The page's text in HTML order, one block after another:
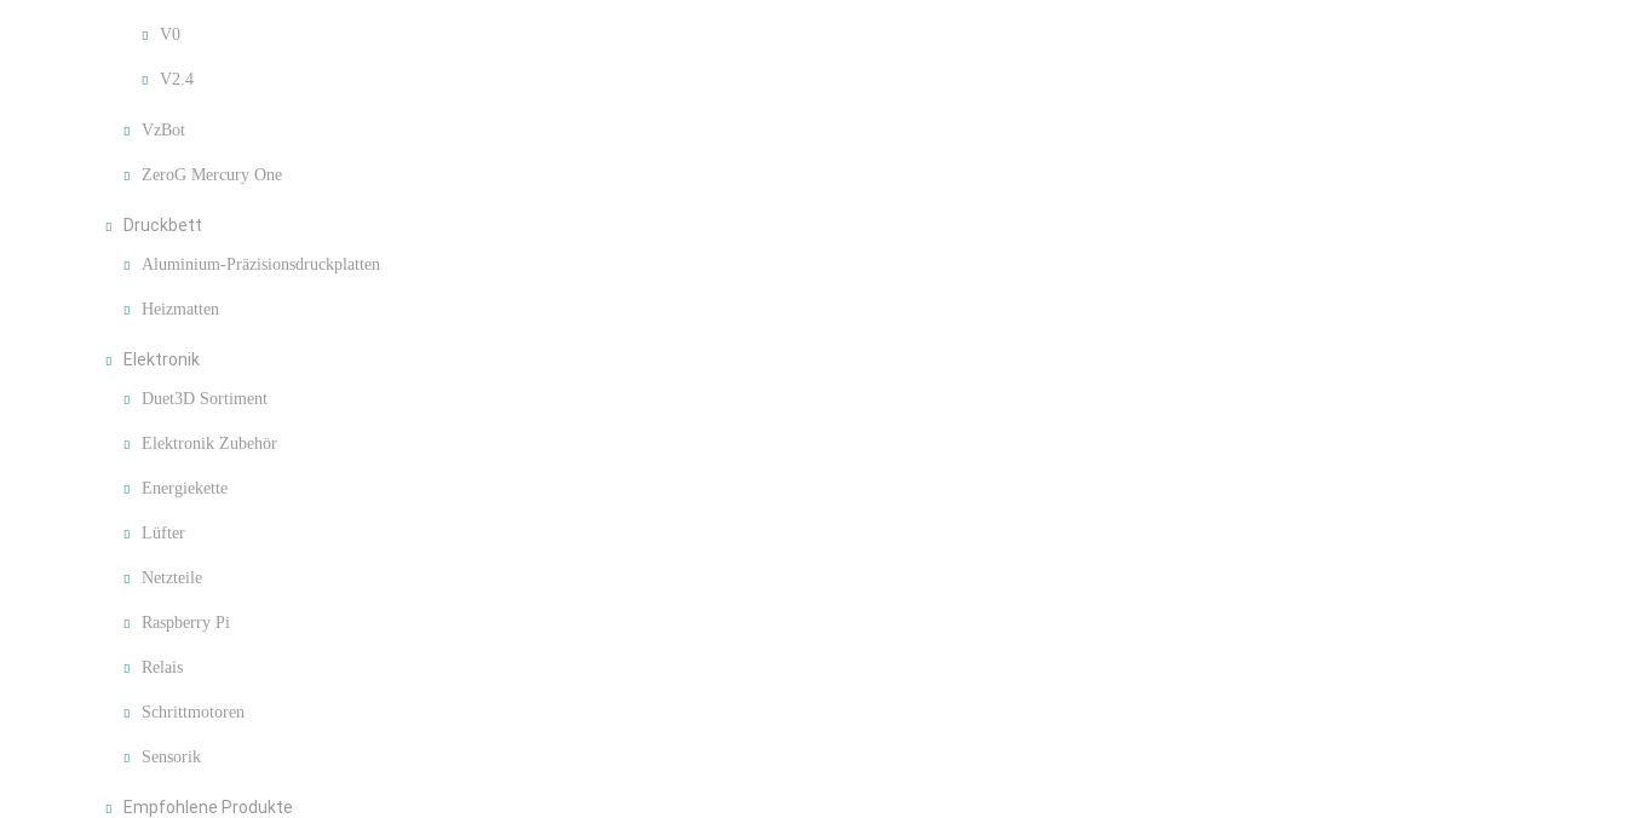
V0
V2.4
VzBot
ZeroG Mercury One
Druckbett
Aluminium-Präzisionsdruckplatten
Heizmatten
Elektronik
Duet3D Sortiment
Elektronik Zubehör
Energiekette
Lüfter
Netzteile
Raspberry Pi
Relais
Schrittmotoren
Sensorik
Empfohlene Produkte